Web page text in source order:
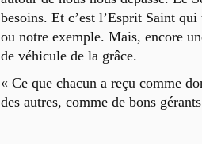
besoins. Et c’est l’Esprit Saint
ou notre exemple. Mais, encore
de véhicule de la grâce.
« Ce que chacun a reçu comme
des autres, comme de bons